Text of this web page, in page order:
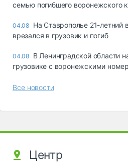
семью погибшего воронежского
04.08 На Ставрополье 21-летний
врезался в грузовик и погиб
04.08 В Ленинградской области
грузовике с воронежскими
Все новости
Центр